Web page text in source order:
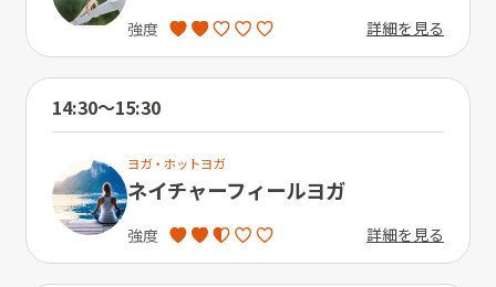
強度 詳細を見る
14:30〜15:30
ヨガ・ホットヨガ
ネイチャーフィールヨガ
強度 詳細を見る